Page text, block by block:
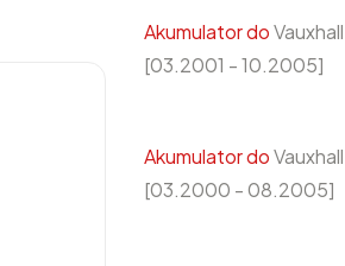
Akumulator do
[03.2001 - 10.2005]
Akumulator do
[03.2000 - 08.2005]